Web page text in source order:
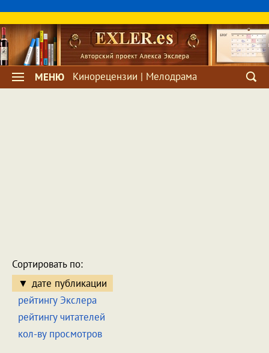
МЕНЮ Кинорецензии | Мелодрама
Сортировать по:
дате публикации
рейтингу Экслера
рейтингу читателей
кол-ву просмотров